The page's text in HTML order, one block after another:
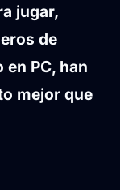
jugar,
de
PC, han
mejor que